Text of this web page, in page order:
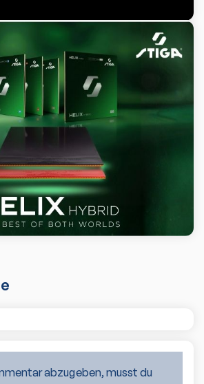
abzugeben, musst du